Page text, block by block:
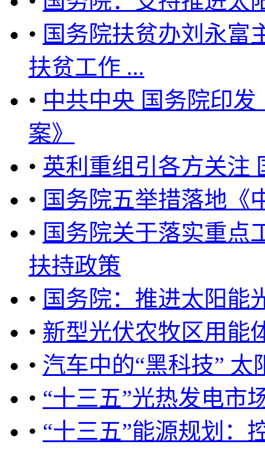
• 国务院扶贫办刘永富
扶贫工作 ...
• 中共中央 国务院印
案》
• 英利重组引各方关注
• 国务院五举措落地《
• 国务院关于落实重点
扶持政策
• 国务院：推进太阳能
• 新型光伏农牧区用能
• 汽车中的“黑科技” 太
• “十三五”光热发电市
• “十三五”能源规划：